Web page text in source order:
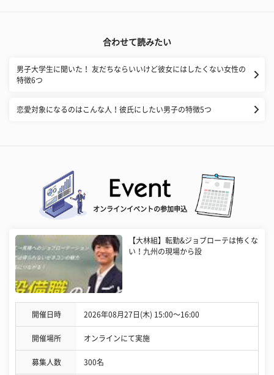
合わせて読みたい
男子大学生に聞いた！ 友だちならいいけど彼女にはしたくない女性の
特徴6つ
恋愛対象になるのはこんな人！彼氏にしたい男子の特徴5つ
オンラインイベントの参加申込
【大林組】転勤&ジョブローテは怖くな
い！九州の現場から設
開催日時 2026年08月27日(木) 15:00〜16:00
開催場所 オンラインにて実施
募集人数 300名